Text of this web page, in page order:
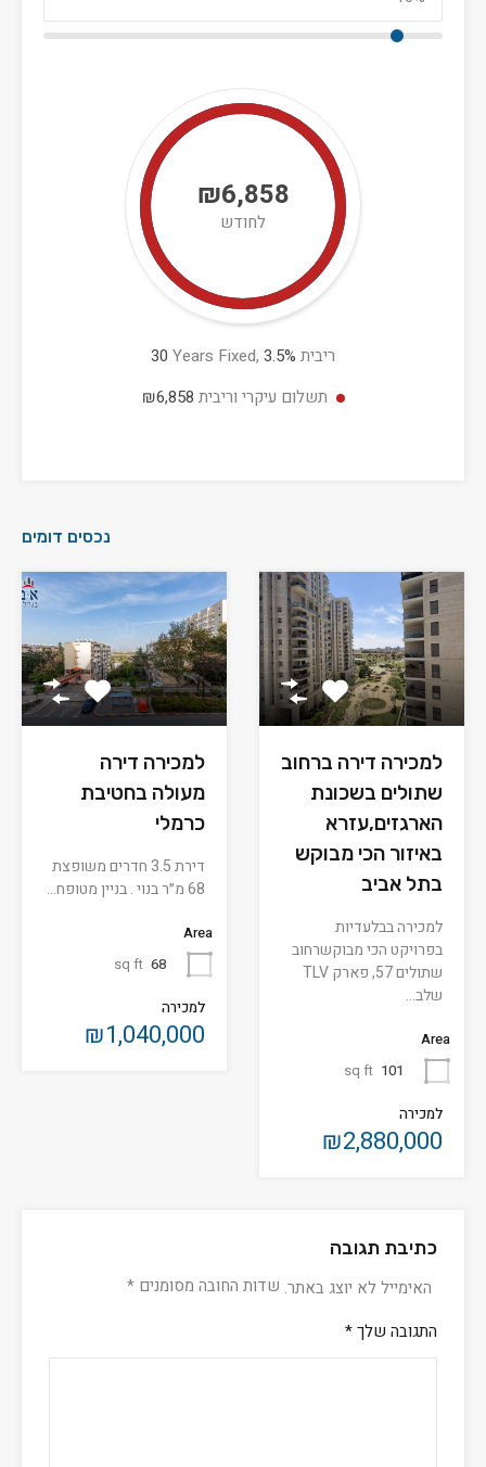
₪6,858
לחודש
30 Years Fixed, 3.5% ריבית
תשלום עיקרי וריבית ₪6,858
נכסים דומים
למכירה דירה ברחוב
שתולים בשכונת
הארגזים,עזרא
באיזור הכי מבוקש
בתל אביב
למכירה בבלעדיות
בפרויקט הכי מבוקשרחוב
שתולים 57, פארק TLV
שלב…
Area
101
sq ft
למכירה
₪2,880,000
למכירה דירה
מעולה בחטיבת
כרמלי
דירת 3.5 חדרים משופצת
68 מ״ר בנוי . בניין מטופח…
Area
68
sq ft
למכירה
₪1,040,000
כתיבת תגובה
האימייל לא יוצג באתר. שדות החובה מסומנים *
התגובה שלך*